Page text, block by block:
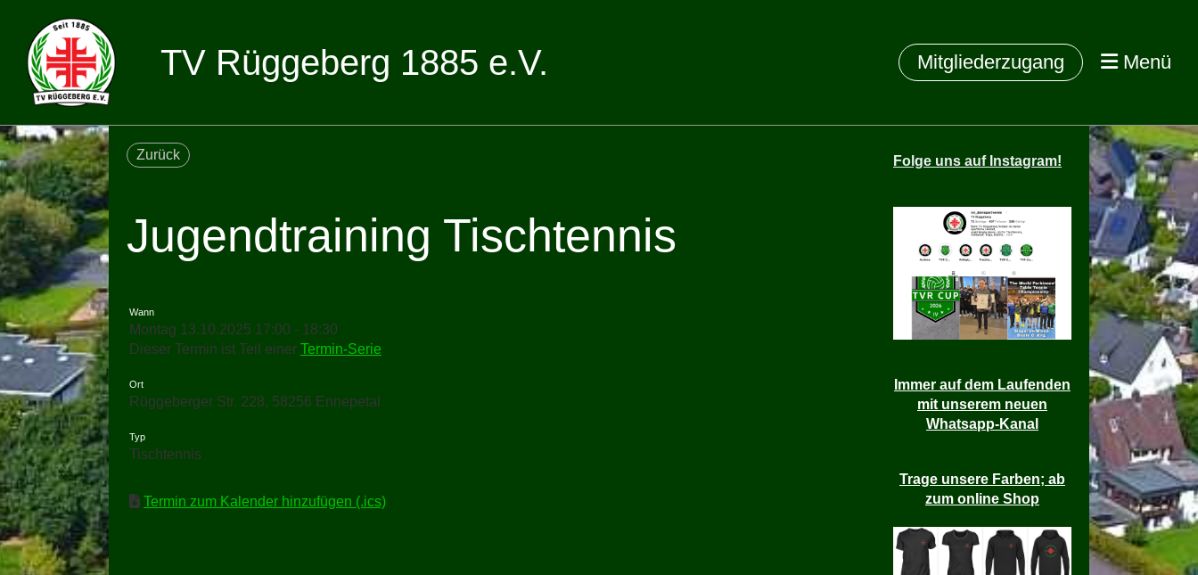
TV Rüggeberg 1885 e.V. Mitgliederzugang Menü
Zurück
Jugendtraining Tischtennis
Wann
Montag 13.10.2025 17:00 - 18:30
Dieser Termin ist Teil einer Termin-Serie
Ort
Rüggeberger Str. 228, 58256 Ennepetal
Typ
Tischtennis
Termin zum Kalender hinzufügen (.ics)
Folge uns auf Instagram!
Immer auf dem Laufenden
mit unserem neuen
Whatsapp-Kanal
Trage unsere Farben; ab
zum online Shop